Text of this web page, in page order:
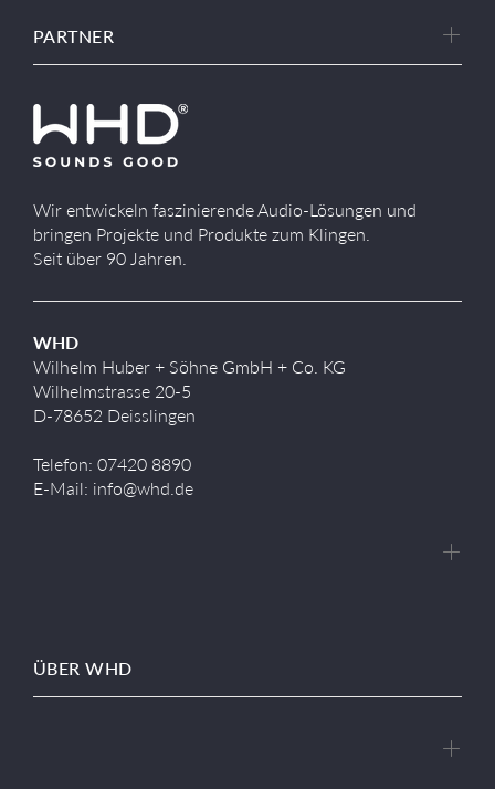
PARTNER
Wir entwickeln faszinierende Audio-Lösungen und
bringen Projekte und Produkte zum Klingen.
Seit über 90 Jahren.
WHD
Wilhelm Huber + Söhne GmbH + Co. KG
Wilhelmstrasse 20-5
D-78652 Deisslingen
Telefon: 07420 8890
E-Mail: info@whd.de
ÜBER WHD